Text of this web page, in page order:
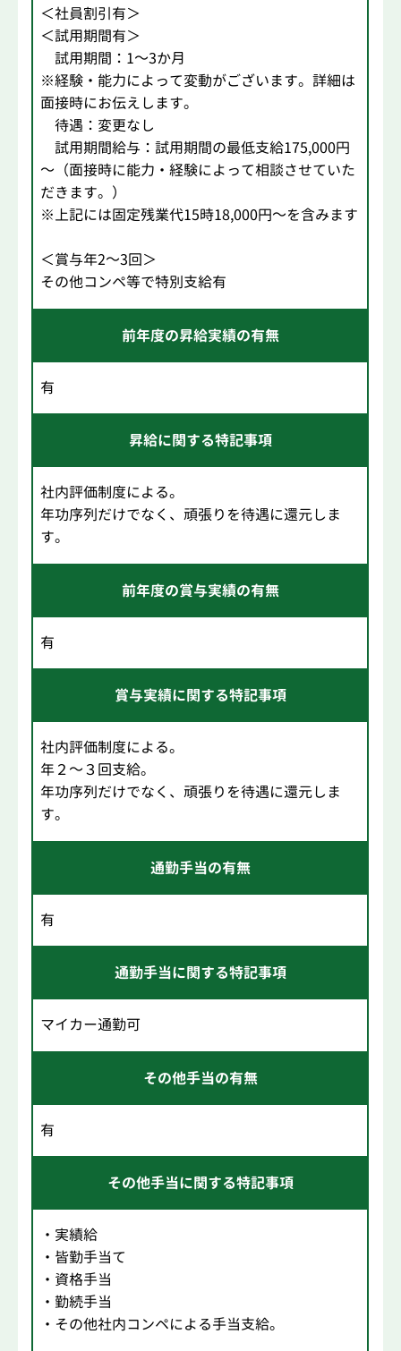
＜社員割引有＞
＜試用期間有＞
試用期間：1～3か月
※経験・能力によって変動がございます。詳細は
面接時にお伝えします。
待遇：変更なし
試用期間給与：試用期間の最低支給175,000円
～（面接時に能力・経験によって相談させていた
だきます。）
※上記には固定残業代15時18,000円～を含みます
＜賞与年2～3回＞
その他コンペ等で特別支給有
前年度の昇給実績の有無
有
昇給に関する特記事項
社内評価制度による。
年功序列だけでなく、頑張りを待遇に還元しま
す。
前年度の賞与実績の有無
有
賞与実績に関する特記事項
社内評価制度による。
年２～３回支給。
年功序列だけでなく、頑張りを待遇に還元しま
す。
通勤手当の有無
有
通勤手当に関する特記事項
マイカー通勤可
その他手当の有無
有
その他手当に関する特記事項
・実績給
・皆勤手当て
・資格手当
・勤続手当
・その他社内コンペによる手当支給。